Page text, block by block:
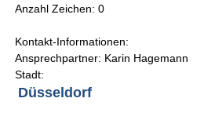
Anzahl Zeichen: 0
Kontakt-Informationen:
Ansprechpartner: Karin Hagemann
Stadt:
Düsseldorf